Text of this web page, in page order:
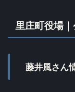
里庄町役場
藤井風さん